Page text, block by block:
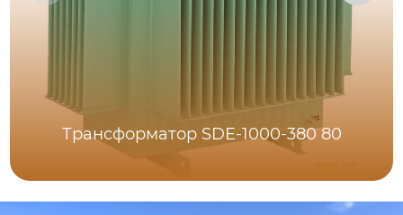
Трансформатор SDE-1000-380 80